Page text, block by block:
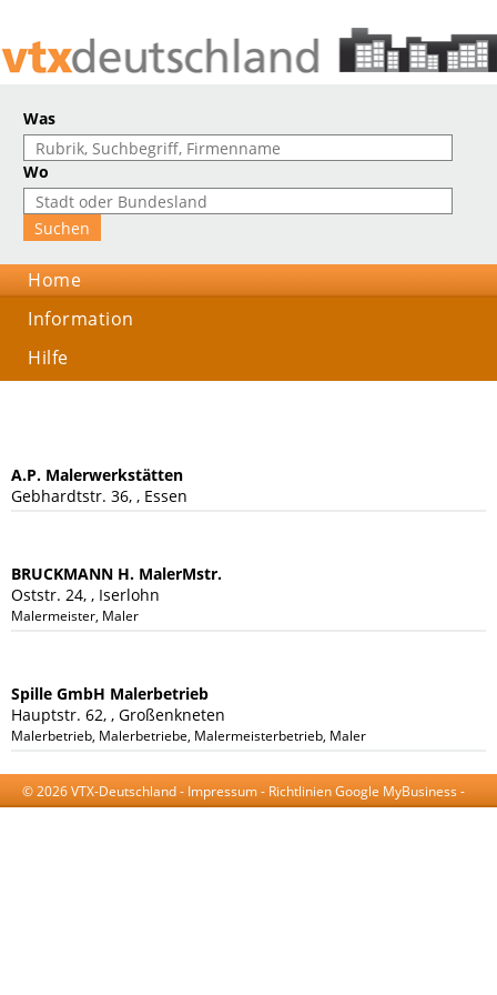
Was
Wo
Home
Information
Hilfe
A.P. Malerwerkstätten
Gebhardtstr. 36, , Essen
BRUCKMANN H. MalerMstr.
Oststr. 24, , Iserlohn
Malermeister, Maler
Spille GmbH Malerbetrieb
Hauptstr. 62, , Großenkneten
Malerbetrieb, Malerbetriebe, Malermeisterbetrieb, Malermeister
© 2026 VTX-Deutschland - Impressum- Richtlinien Google MyBusiness -
AGB-Datenschutzerklärung